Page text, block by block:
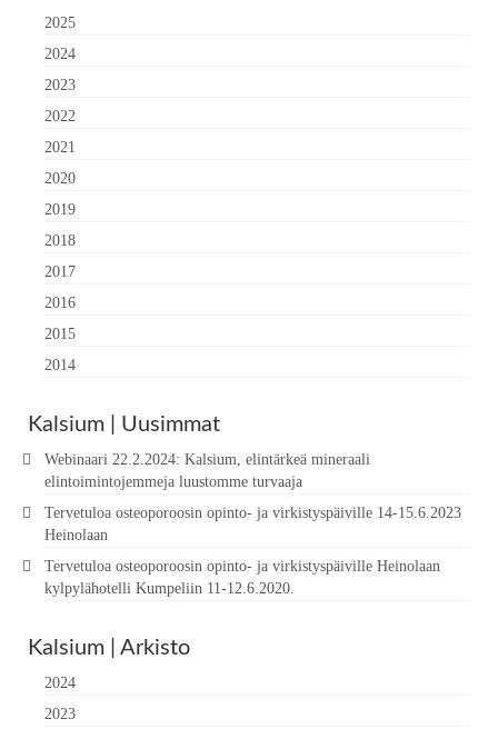
2025
2024
2023
2022
2021
2020
2019
2018
2017
2016
2015
2014
Kalsium | Uusimmat
Webinaari 22.2.2024: Kalsium, elintärkeä mineraali
elintoimintojemmeja luustomme turvaaja
Tervetuloa osteoporoosin opinto- ja virkistyspäiville 14-15.6.2023
Heinolaan
Tervetuloa osteoporoosin opinto- ja virkistyspäiville Heinolaan
kylpylähotelli Kumpeliin 11-12.6.2020.
Kalsium | Arkisto
2024
2023